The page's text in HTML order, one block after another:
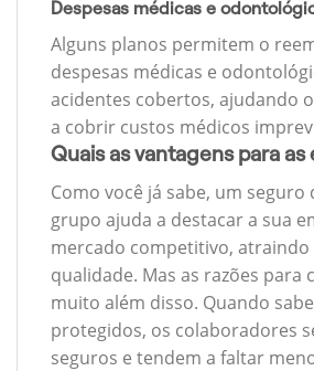
Despesas médicas e
Alguns planos permitem o
despesas médicas e
acidentes cobertos, ajudando
a cobrir custos médicos
Quais as vantagens para as
Como você já sabe, um seguro
grupo ajuda a destacar a sua
mercado competitivo, atraindo
qualidade. Mas as razões para
muito além disso. Quando
protegidos, os colaboradores
seguros e tendem a faltar